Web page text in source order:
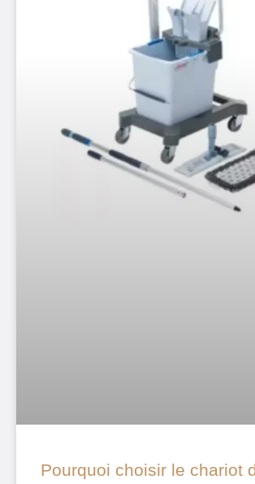
Pourquoi choisir le chariot